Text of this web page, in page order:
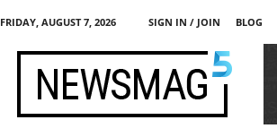
FRIDAY, AUGUST 7, 2026 SIGN IN / JOIN BLOG